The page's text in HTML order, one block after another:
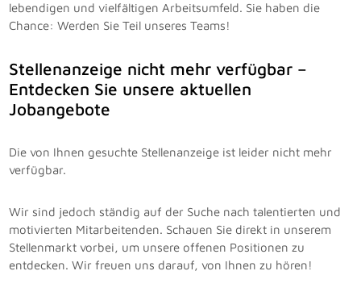
lebendigen und vielfältigen Arbeitsumfeld. Sie haben die
Chance: Werden Sie Teil unseres Teams!
Stellenanzeige nicht mehr verfügbar –
Entdecken Sie unsere aktuellen
Jobangebote
Die von Ihnen gesuchte Stellenanzeige ist leider nicht mehr
verfügbar.
Wir sind jedoch ständig auf der Suche nach talentierten und
motivierten Mitarbeitenden. Schauen Sie direkt in unserem
Stellenmarkt vorbei, um unsere offenen Positionen zu
entdecken. Wir freuen uns darauf, von Ihnen zu hören!